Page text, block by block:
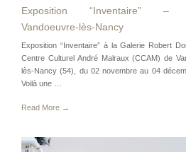
Exposition “Inventaire” –
Vandoeuvre-lès-Nancy
Exposition “Inventaire” à la Galerie Robert
Centre Culturel André Malraux (CCAM) de
lès-Nancy (54), du 02 novembre au 04
Voilà une …
Read More →